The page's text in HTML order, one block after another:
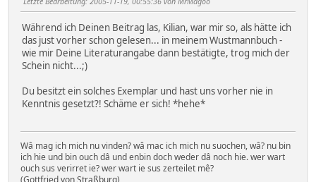
Während ich Deinen Beitrag las, Kilian, war mir so, als hätte ich
das just vorher schon gelesen... in meinem Wustmannbuch -
wie mir Deine Literaturangabe dann bestätigte, trog mich der
Schein nicht...;)
Du besitzt ein solches Exemplar und hast uns vorher nie in
Kenntnis gesetzt?! Schäme er sich! *hehe*
Wâ mag ich mich nu vinden? wâ mac ich mich nu suochen, wâ? nu bin
ich hie und bin ouch dâ und enbin doch weder dâ noch hie. wer wart
ouch sus verirret ie? wer wart ie sus zerteilet mê?
(Gottfried von Straßburg)